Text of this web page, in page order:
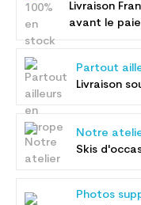
Livraison
avant le
Partout
Livraison
Notre
Skis
Photos